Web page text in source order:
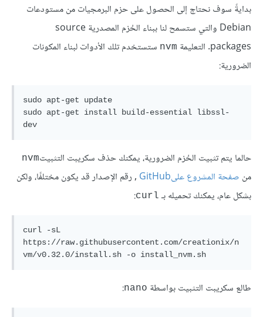
بدايةً سوف نحتاج إلى الحصول على حزم البرمجيات من مستودعات
Debian والتي ستسمح لنا ببناء الحُزم المصدرية source
packages. التعليمة
nvm ستستخدم تلك الأدوات لبناء المكونات
الضرورية:
sudo apt-get update
sudo apt-get install build-essential libssl-
dev
حالما يتم تثبيت الحُزم الضرورية، يمكنك حذف سكريبت التثبيتnvm
من صفحة المشروع علىGitHub
, رقم الإصدار قد يكون مختلفًا، ولكن
بشكل عام، يمكنك تحميله بـ curl
:
curl -sL
https://raw.githubusercontent.com/creationix/n
طالع سكريبت التثبيت بواسطة nano
: